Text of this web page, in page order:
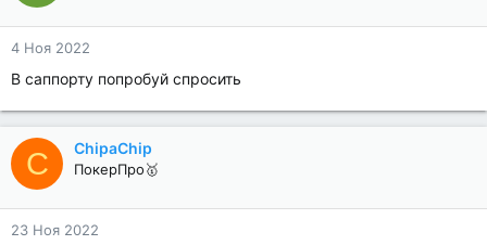
4 Ноя 2022
В саппорту попробуй спросить
C ChipaChip
ПокерПро🥇
23 Ноя 2022